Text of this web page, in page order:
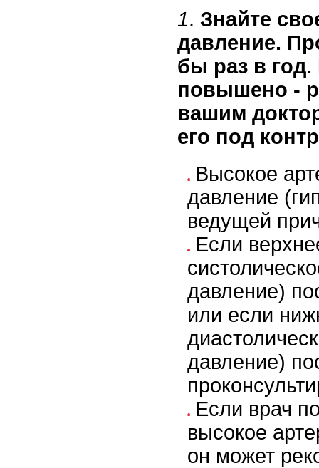
1. Знайте
давление.
бы раз в
повышено -
вашим
его под
Высокое
давление
ведущей
Если
давление)
или если
давление)
Если врач
высокое
он может